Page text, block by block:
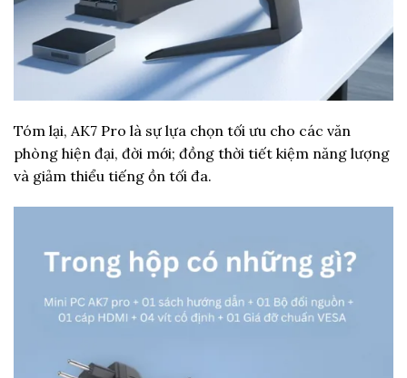
Tóm lại, AK7 Pro là sự lựa chọn tối ưu cho các văn
phòng hiện đại, đời mới; đồng thời tiết kiệm năng lượng
và giảm thiểu tiếng ồn tối đa.